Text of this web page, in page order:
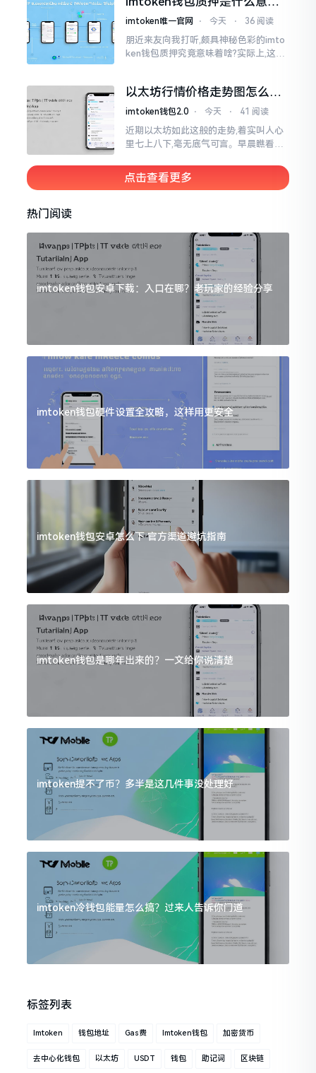
思？一文讲透
imtoken唯一官网 ⋅ 今天 ⋅ 36 阅读
朋近来友向我打听,颇具神秘色彩的imto
ken钱包质押究竟意味着啥?实际上,这一
以太坊行情价格走势图怎么看
才不亏钱
imtoken钱包2.0 ⋅ 今天 ⋅ 41 阅读
近期以太坊如此这般的走势,着实叫人心
里七上八下,毫无底气可言。早晨瞧看之
然而到了下午,那颜色刹那间就改变了,绿
得让人心里直冒慌意。
点击查看更多
热门阅读
imtoken钱包安卓下载：入口在哪？老玩家的经验分享
imtoken钱包硬件设置全攻略，这样用更安全
imtoken钱包安卓怎么下 官方渠道避坑指南
imtoken钱包是哪年出来的？一文给你说清楚
imtoken提不了币？多半是这几件事没处理好
imtoken冷钱包能量怎么搞？过来人告诉你门道
标签列表
Imtoken 钱包地址 Gas费 Imtoken钱包 加密货币
去中心化钱包 以太坊 USDT 钱包 助记词 区块链